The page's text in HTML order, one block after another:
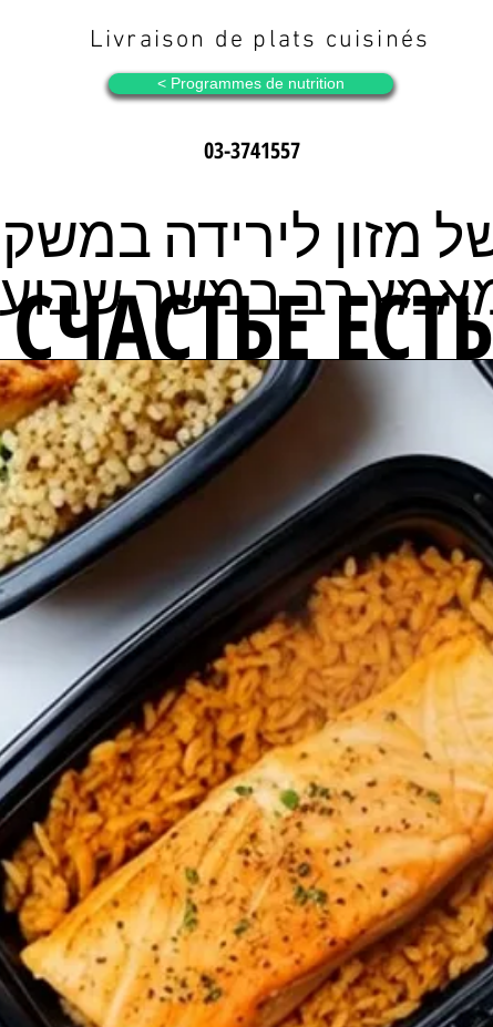
Livraison de plats cuisinés
Programmes de nutrition >
03-3741557
СЧАСТЬЕ ЕСТЬ
- ПОКУПАЙТЕ У НАС -
Сыры
один раз и выберите «Редактировать текст» или просто дважды
добавить свой текст и настроить шрифт.
מזון לירידה
רב במשך שבוע